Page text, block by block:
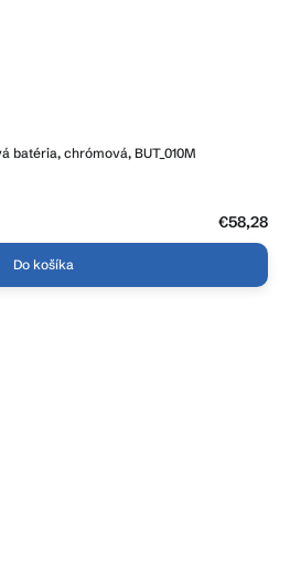
batéria, chrómová, BUT_010M
€58,28
Do košíka